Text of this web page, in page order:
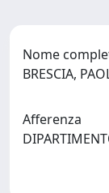
Nome
BRESCIA,
Afferenza